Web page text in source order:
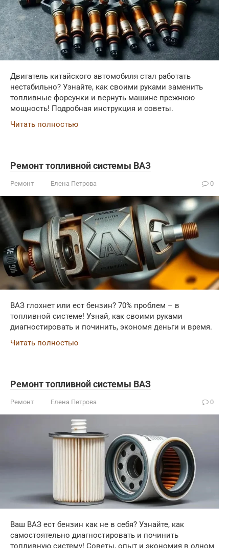
Двигатель китайского автомобиля стал работать
нестабильно? Узнайте, как своими руками заменить
топливные форсунки и вернуть машине прежнюю
мощность! Подробная инструкция и советы.
Читать полностью
Ремонт топливной системы ВАЗ
Ремонт Елена Петрова 0
ВАЗ глохнет или ест бензин? 70% проблем – в
топливной системе! Узнай, как своими руками
диагностировать и починить, экономя деньги и время.
Читать полностью
Ремонт топливной системы ВАЗ
Ремонт Елена Петрова 0
Ваш ВАЗ ест бензин как не в себя? Узнайте, как
самостоятельно диагностировать и починить
топливную систему! Советы, опыт и экономия в одном